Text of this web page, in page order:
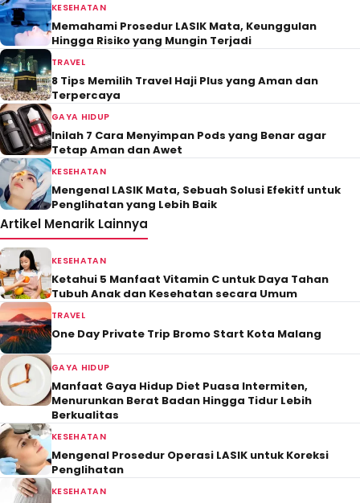
KESEHATAN
Memahami Prosedur LASIK Mata, Keunggulan
Hingga Risiko yang Mungin Terjadi
TRAVEL
8 Tips Memilih Travel Haji Plus yang Aman dan
Terpercaya
GAYA HIDUP
Inilah 7 Cara Menyimpan Pods yang Benar agar
Tetap Aman dan Awet
KESEHATAN
Mengenal LASIK Mata, Sebuah Solusi Efekitf untuk
Penglihatan yang Lebih Baik
Artikel Menarik Lainnya
KESEHATAN
Ketahui 5 Manfaat Vitamin C untuk Daya Tahan
Tubuh Anak dan Kesehatan secara Umum
TRAVEL
One Day Private Trip Bromo Start Kota Malang
GAYA HIDUP
Manfaat Gaya Hidup Diet Puasa Intermiten,
Menurunkan Berat Badan Hingga Tidur Lebih
Berkualitas
KESEHATAN
Mengenal Prosedur Operasi LASIK untuk Koreksi
Penglihatan
KESEHATAN